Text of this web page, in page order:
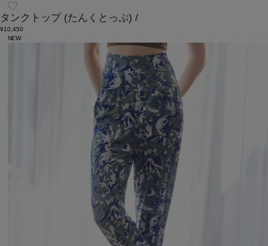
タンクトップ (たんくとっぷ) /
¥10,450
NEW